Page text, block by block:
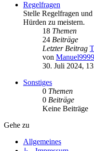
Regelfragen
Stelle Regelfragen
Hürden zu meistern.
18 Themen
24 Beiträge
Letzter Beitrag
von Manuel9999
30. Juli 2024,
Sonstiges
0 Themen
0 Beiträge
Keine Beiträge
Gehe zu
Allgemeines